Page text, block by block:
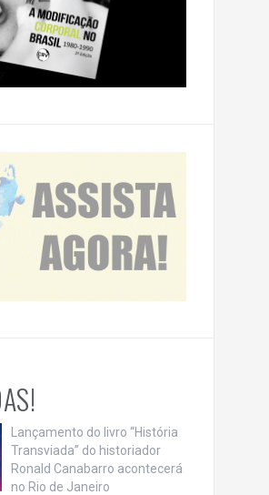
Lançamento do livro “História
Transviada” do historiador
Ronald Canabarro acontecerá
no Rio de Janeiro